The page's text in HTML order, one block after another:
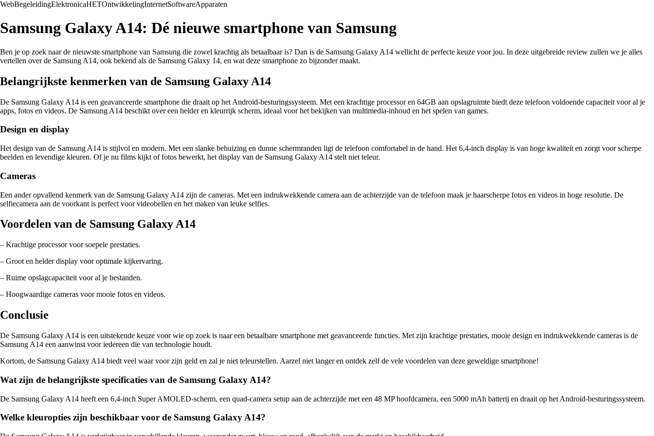
WebBegeleidingElektronicaHETOntwikkelingInternetSoftwareApparaten
Samsung Galaxy A14: Dé nieuwe smartphone van Samsung
Ben je op zoek naar de nieuwste smartphone van Samsung die zowel krachtig als betaalbaar is? Dan is de Samsung Galaxy A14 wellicht de perfecte keuze voor jou. In deze uitgebreide review zullen we je alles
vertellen over de Samsung A14, ook bekend als de Samsung Galaxy 14, en wat deze smartphone zo bijzonder maakt.
Belangrijkste kenmerken van de Samsung Galaxy A14
De Samsung Galaxy A14 is een geavanceerde smartphone die draait op het Android-besturingssysteem. Met een krachtige processor en 64GB aan opslagruimte biedt deze telefoon voldoende capaciteit voor al je
apps, fotos en videos. De Samsung A14 beschikt over een helder en kleurrijk scherm, ideaal voor het bekijken van multimedia-inhoud en het spelen van games.
Design en display
Het design van de Samsung A14 is stijlvol en modern. Met een slanke behuizing en dunne schermranden ligt de telefoon comfortabel in de hand. Het 6,4-inch display is van hoge kwaliteit en zorgt voor scherpe
beelden en levendige kleuren. Of je nu films kijkt of fotos bewerkt, het display van de Samsung Galaxy A14 stelt niet teleur.
Cameras
Een ander opvallend kenmerk van de Samsung Galaxy A14 zijn de cameras. Met een indrukwekkende camera aan de achterzijde van de telefoon maak je haarscherpe fotos en videos in hoge resolutie. De
selfiecamera aan de voorkant is perfect voor videobellen en het maken van leuke selfies.
Voordelen van de Samsung Galaxy A14
– Krachtige processor voor soepele prestaties.
– Groot en helder display voor optimale kijkervaring.
– Ruime opslagcapaciteit voor al je bestanden.
– Hoogwaardige cameras voor mooie fotos en videos.
Conclusie
De Samsung Galaxy A14 is een uitstekende keuze voor wie op zoek is naar een betaalbare smartphone met geavanceerde functies. Met zijn krachtige prestaties, mooie design en indrukwekkende cameras is de
Samsung A14 een aanwinst voor iedereen die van technologie houdt.
Kortom, de Samsung Galaxy A14 biedt veel waar voor zijn geld en zal je niet teleurstellen. Aarzel niet langer en ontdek zelf de vele voordelen van deze geweldige smartphone!
Wat zijn de belangrijkste specificaties van de Samsung Galaxy A14?
De Samsung Galaxy A14 heeft een 6,4-inch Super AMOLED-scherm, een quad-camera setup aan de achterzijde met een 48 MP hoofdcamera, een 5000 mAh batterij en draait op het Android-besturingssysteem.
Welke kleuropties zijn beschikbaar voor de Samsung Galaxy A14?